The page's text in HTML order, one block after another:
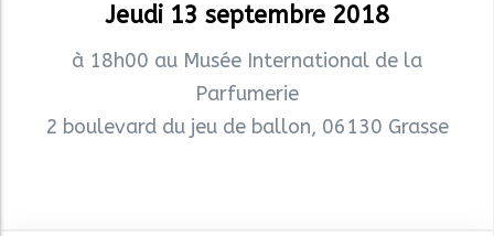
Jeudi 13 septembre 2018
à 18h00 au Musée International de la
Parfumerie
2 boulevard du jeu de ballon, 06130 Grasse